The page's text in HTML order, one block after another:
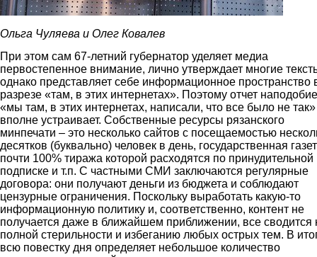
Ольга Чуляева и Олег Ковалев
При этом сам 67-летний губернатор уделяет медиа
первостепенное внимание, лично утверждает многие
однако представляет себе информационное пространство
разрезе «там, в этих интернетах». Поэтому отчет наподобие
«мы там, в этих интернетах, написали, что все было не так»
вполне устраивает. Собственные ресурсы рязанского
минпечати – это несколько сайтов с посещаемостью
десятков (буквально) человек в день, государственная
почти 100% тиража которой расходятся по принудительной
подписке и т.п. С частными СМИ заключаются регулярные
договора: они получают деньги из бюджета и соблюдают
цензурные ограничения. Поскольку выработать какую-то
информационную политику и, соответственно, контент не
получается даже в ближайшем приближении, все сводится
полной стерильности и избеганию любых острых тем. В
всю повестку дня определяет небольшое количество